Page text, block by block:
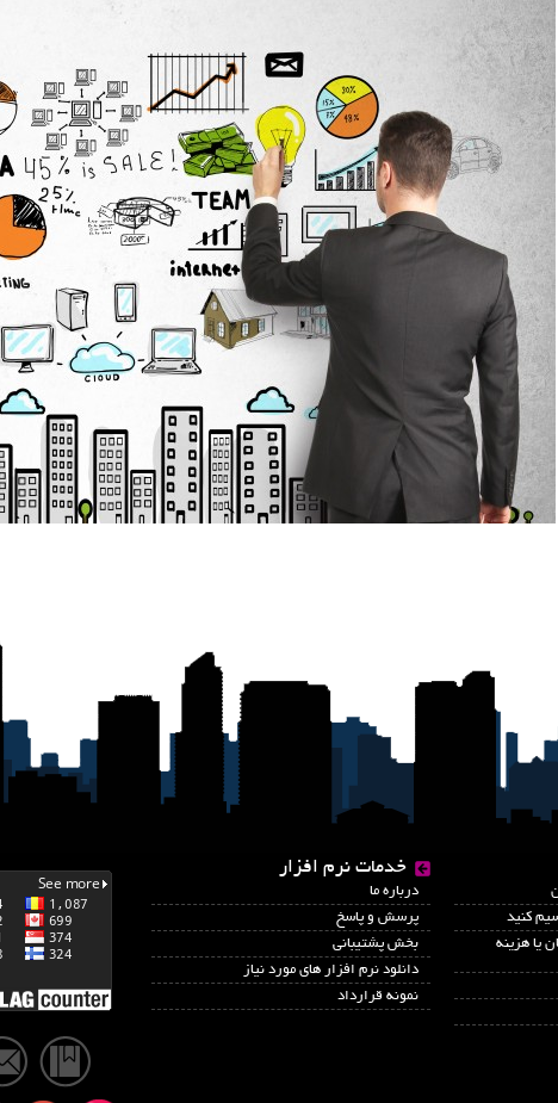
کنید
یا هزینه
خدمات نرم افزار
درباره ما
پرسش و پاسخ
بخش پشتیبانی
دانلود نرم افزار های مورد نیاز
نمونه قرارداد